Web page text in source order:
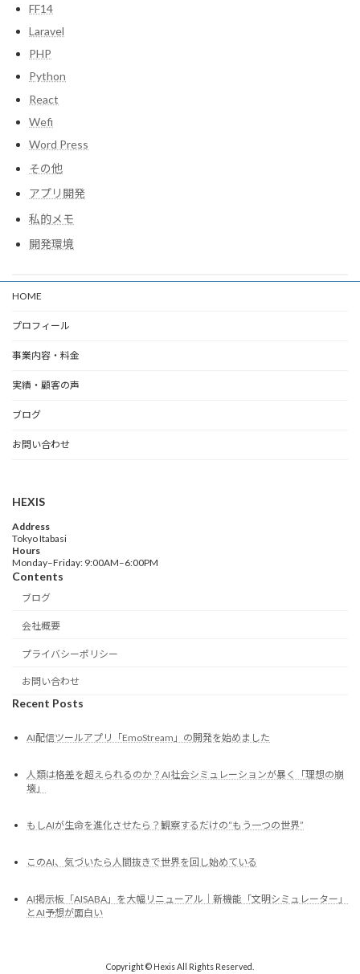
FF14
Laravel
PHP
Python
React
Wefi
Word Press
その他
アプリ開発
私的メモ
開発環境
HOME
プロフィール
事業内容・料金
実績・顧客の声
ブログ
お問い合わせ
HEXIS
Address
Tokyo Itabasi
Hours
Monday–Friday: 9:00AM–6:00PM
Contents
ブログ
会社概要
プライバシーポリシー
お問い合わせ
Recent Posts
AI配信ツールアプリ「EmoStream」の開発を始めました
人類は格差を超えられるのか？AI社会シミュレーションが暴く「理想の崩
壊」
もしAIが生命を進化させたら？観察するだけの“もう一つの世界”
このAI、気づいたら人間抜きで世界を回し始めている
AI掲示板「AISABA」を大幅リニューアル｜新機能「文明シミュレーター」
とAI予想が面白い
Copyright © Hexis All Rights Reserved.